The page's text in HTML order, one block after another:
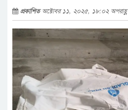
প্রকাশিতঅক্টোবর ১১, ২০২৫, ১৮:০২ অপরাহ্ণ